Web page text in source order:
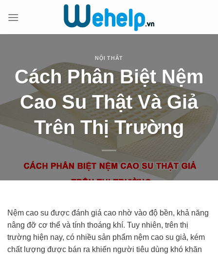
đến
NỘI THẤT
Cách Phân Biệt Nệm
Cao Su Thật Và Giả
Trên Thị Trường
Nệm cao su được đánh giá cao nhờ vào độ bền, khả năng
nâng đỡ cơ thể và tính thoáng khí. Tuy nhiên, trên thị
trường hiện nay, có nhiều sản phẩm nệm cao su giả, kém
chất lượng được bán ra khiến người tiêu dùng khó khăn